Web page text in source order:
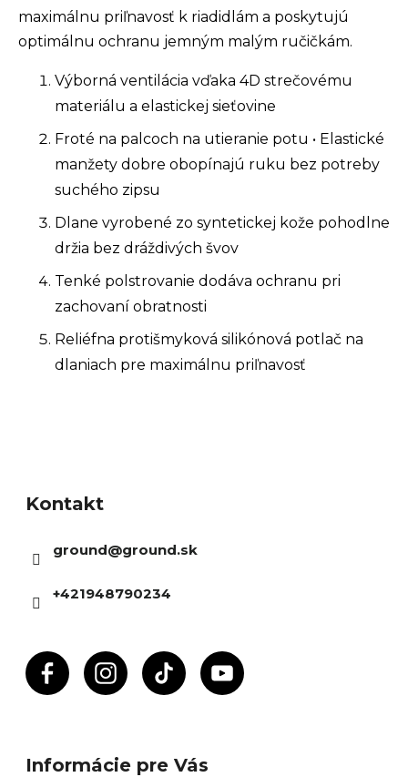
maximálnu priľnavosť k riadidlám a poskytujú
optimálnu ochranu jemným malým ručičkám.
Výborná ventilácia vďaka 4D strečovému
materiálu a elastickej sieťovine
Froté na palcoch na utieranie potu • Elastické
manžety dobre obopínajú ruku bez potreby
suchého zipsu
Dlane vyrobené zo syntetickej kože pohodlne
držia bez dráždivých švov
Tenké polstrovanie dodáva ochranu pri
zachovaní obratnosti
Reliéfna protišmyková silikónová potlač na
dlaniach pre maximálnu priľnavosť
Kontakt
ground@ground.sk
+421948790234
Informácie pre Vás